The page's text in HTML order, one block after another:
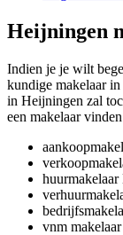
Heijningen
Indien je je wilt
kundige makelaar
in Heijningen zal
een makelaar
vnm